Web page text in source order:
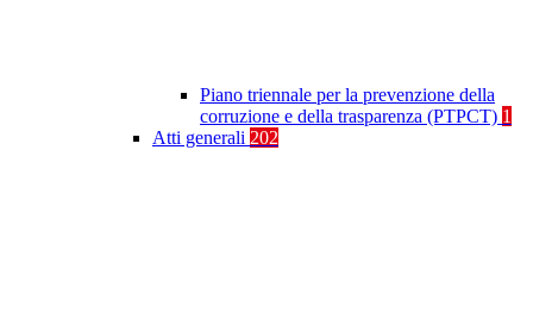
Piano triennale per la prevenzione della
corruzione e della trasparenza (PTPCT) 1
Atti generali 202